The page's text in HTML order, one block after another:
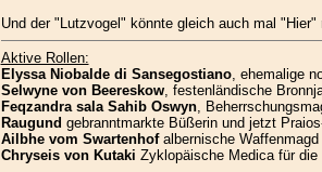
Und der "Lutzvogel" könnte gleich auch mal
Aktive Rollen:
Elyssa Niobalde di Sansegostiano, ehemalige
Selwyne von Beereskow, festenländische
Feqzandra sala Sahib Oswyn,
Raugund gebranntmarkte Büßerin und jetzt
Ailbhe vom Swartenhofalbernische Waffenmagd
Chryseis von Kutaki Zyklopäische Medica für